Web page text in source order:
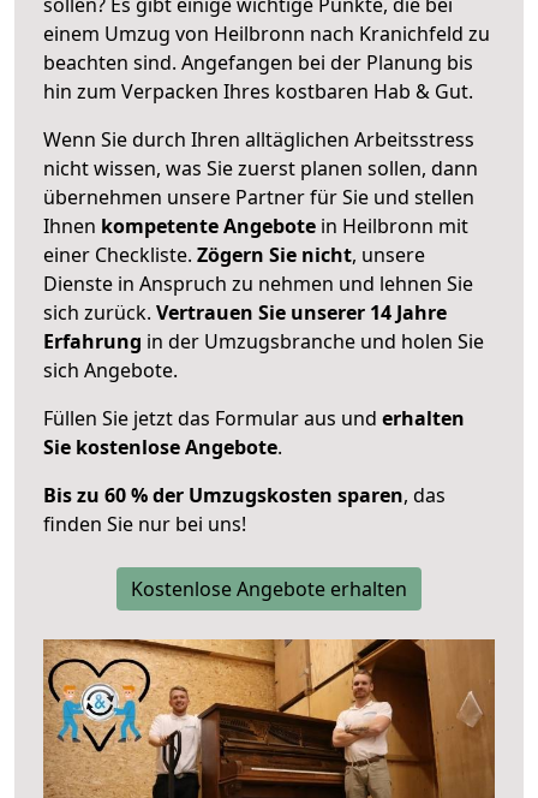
einem Umzug von Heilbronn nach Kranichfeld zu
beachten sind. Angefangen bei der Planung bis
hin zum Verpacken Ihres kostbaren Hab & Gut.
Wenn Sie durch Ihren alltäglichen Arbeitsstress
nicht wissen, was Sie zuerst planen sollen, dann
übernehmen unsere Partner für Sie und stellen
Ihnen kompetente Angebote in Heilbronn mit
einer Checkliste. Zögern Sie nicht, unsere
Dienste in Anspruch zu nehmen und lehnen Sie
sich zurück. Vertrauen Sie unserer 14 Jahre
Erfahrung in der Umzugsbranche und holen Sie
sich Angebote.
Füllen Sie jetzt das Formular aus und erhalten
Sie kostenlose Angebote.
Bis zu 60 % der Umzugskosten sparen, das
finden Sie nur bei uns!
Kostenlose Angebote erhalten